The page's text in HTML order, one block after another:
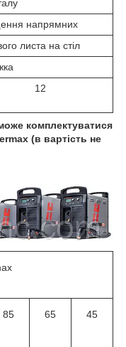
напрямних
листа на стіл
12
комплектуватися
(в вартість не
85 65 45